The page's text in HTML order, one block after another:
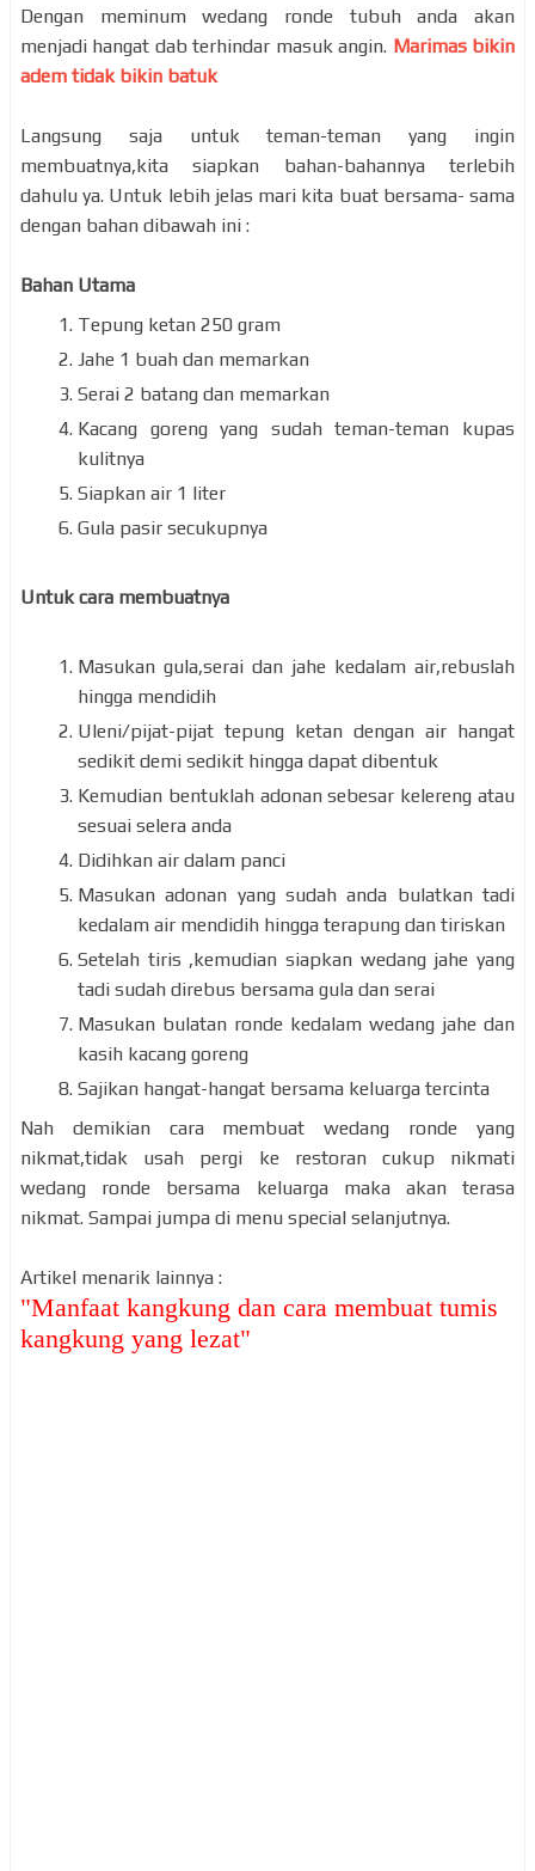
Dengan meminum wedang ronde tubuh anda akan
menjadi hangat dab terhindar masuk angin. Marimas bikin
adem tidak bikin batuk
Langsung saja untuk teman-teman yang ingin
membuatnya,kita siapkan bahan-bahannya terlebih
dahulu ya. Untuk lebih jelas mari kita buat bersama- sama
dengan bahan dibawah ini :
Bahan Utama
Tepung ketan 250 gram
Jahe 1 buah dan memarkan
Serai 2 batang dan memarkan
Kacang goreng yang sudah teman-teman kupas
kulitnya
Siapkan air 1 liter
Gula pasir secukupnya
Untuk cara membuatnya
Masukan gula,serai dan jahe kedalam air,rebuslah
hingga mendidih
Uleni/pijat-pijat tepung ketan dengan air hangat
sedikit demi sedikit hingga dapat dibentuk
Kemudian bentuklah adonan sebesar kelereng atau
sesuai selera anda
Didihkan air dalam panci
Masukan adonan yang sudah anda bulatkan tadi
kedalam air mendidih hingga terapung dan tiriskan
Setelah tiris ,kemudian siapkan wedang jahe yang
tadi sudah direbus bersama gula dan serai
Masukan bulatan ronde kedalam wedang jahe dan
kasih kacang goreng
Sajikan hangat-hangat bersama keluarga tercinta
Nah demikian cara membuat wedang ronde yang
nikmat,tidak usah pergi ke restoran cukup nikmati
wedang ronde bersama keluarga maka akan terasa
nikmat. Sampai jumpa di menu special selanjutnya.
Artikel menarik lainnya :
"Manfaat kangkung dan cara membuat tumis
kangkung yang lezat"